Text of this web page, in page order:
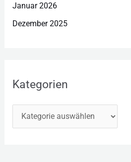
Januar 2026
Dezember 2025
Kategorien